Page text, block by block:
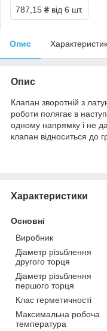
787,15 ₴ від 6 шт.
Опис
Опис
Клапан зворотній з
роботи полягає в
одному напрямку і не
клапан відноситься до
Характеристики
Основні
Виробник
Діаметр різьблення
другого торця
Діаметр різьблення
першого торця
Клас герметичності
Максимальна робоча
температура